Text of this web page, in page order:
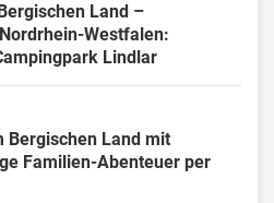
Land –
Westfalen:
Lindlar
Bergischen Land mit
Familien-Abenteuer per